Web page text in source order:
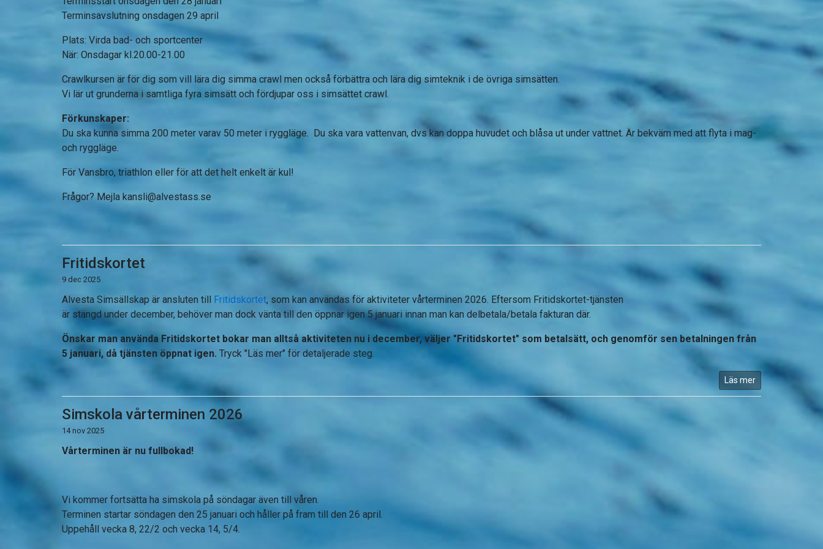
Terminsavslutning onsdagen 29 april
Plats: Virda bad- och sportcenter
När: Onsdagar kl.20.00-21.00
Crawlkursen är för dig som vill lära dig simma crawl men också förbättra och lära dig simteknik i de övriga simsätten.
Vi lär ut grunderna i samtliga fyra simsätt och fördjupar oss i simsättet crawl.
Förkunskaper:
Du ska kunna simma 200 meter varav 50 meter i ryggläge. Du ska vara vattenvan, dvs kan doppa huvudet och blåsa ut under vattnet. Är bekväm med att flyta i mag-
och ryggläge.
För Vansbro, triathlon eller för att det helt enkelt är kul!
Frågor? Mejla kansli@alvestass.se
Fritidskortet
9 dec 2025
Alvesta Simsällskap är ansluten till Fritidskortet, som kan användas för aktiviteter vårterminen 2026. Eftersom Fritidskortet-tjänsten
är stängd under december, behöver man dock vänta till den öppnar igen 5 januari innan man kan delbetala/betala fakturan där.
Önskar man använda Fritidskortet bokar man alltså aktiviteten nu i december, väljer "Fritidskortet" som betalsätt, och genomför sen betalningen från
5 januari, då tjänsten öppnat igen. Tryck "Läs mer" för detaljerade steg.
Läs mer
Simskola vårterminen 2026
14 nov 2025
Vårterminen är nu fullbokad!
Vi kommer fortsätta ha simskola på söndagar även till våren.
Terminen startar söndagen den 25 januari och håller på fram till den 26 april.
Uppehåll vecka 8, 22/2 och vecka 14, 5/4.